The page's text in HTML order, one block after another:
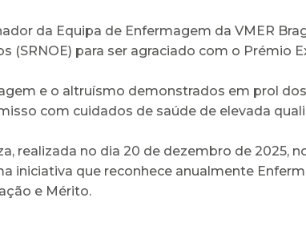
da Equipa de Enfermagem da VMER
para ser agraciado com o Prémio
e o altruísmo demonstrados em prol
com cuidados de saúde de elevada
realizada no dia 20 de dezembro de 2025,
iniciativa que reconhece anualmente
e Mérito.